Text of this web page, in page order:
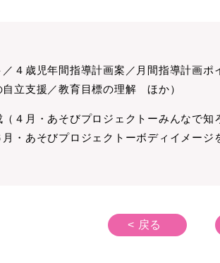
４歳児年間指導計画案／月間指導計画
立支援／教育目標の理解 ほか）
４月・あそびプロジェクトーみんなで知
・あそびプロジェクトーボディイメージ
< 戻る